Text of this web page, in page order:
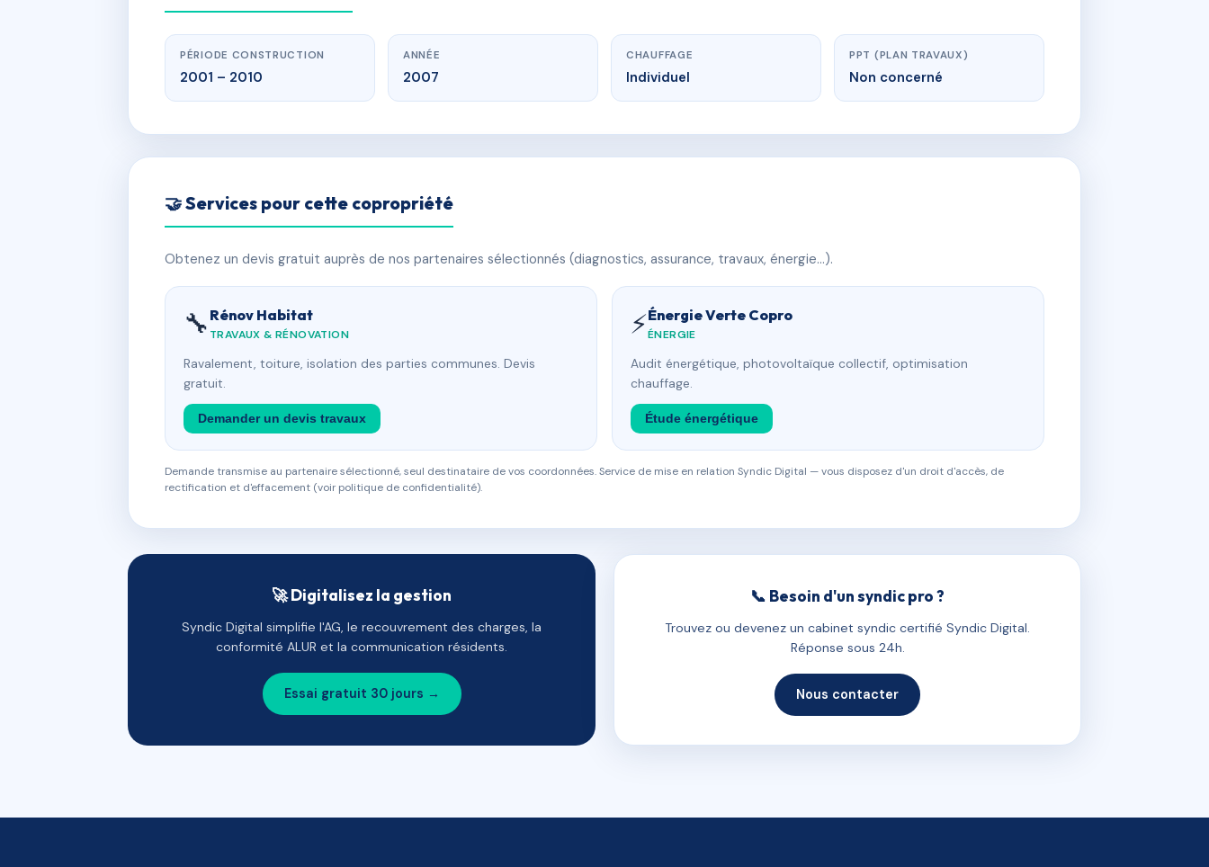
PÉRIODE CONSTRUCTION
2001 – 2010
ANNÉE
2007
CHAUFFAGE
Individuel
PPT (PLAN TRAVAUX)
Non concerné
🤝 Services pour cette copropriété
Obtenez un devis gratuit auprès de nos partenaires sélectionnés (diagnostics, assurance, travaux, énergie…).
🔧 Rénov Habitat
TRAVAUX & RÉNOVATION
Ravalement, toiture, isolation des parties communes. Devis
gratuit.
Demander un devis travaux
⚡Énergie Verte Copro
ÉNERGIE
Audit énergétique, photovoltaïque collectif, optimisation
chauffage.
Étude énergétique
Demande transmise au partenaire sélectionné, seul destinataire de vos coordonnées. Service de mise en relation Syndic Digital — vous disposez d'un droit d'accès, de
rectification et d'effacement (voir politique de confidentialité).
🚀 Digitalisez la gestion
Syndic Digital simplifie l'AG, le recouvrement des charges, la
conformité ALUR et la communication résidents.
Essai gratuit 30 jours →
📞 Besoin d'un syndic pro ?
Trouvez ou devenez un cabinet syndic certifié Syndic Digital.
Réponse sous 24h.
Nous contacter